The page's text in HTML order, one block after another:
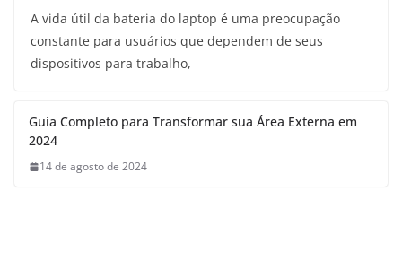
A vida útil da bateria do laptop é uma preocupação
constante para usuários que dependem de seus
dispositivos para trabalho,
Guia Completo para Transformar sua Área Externa em
2024
14 de agosto de 2024